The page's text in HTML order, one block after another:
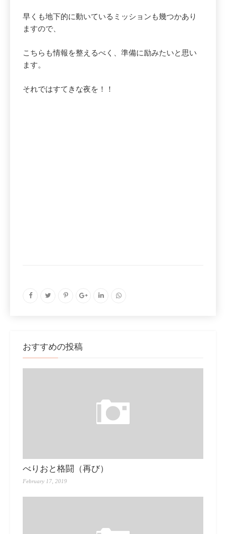
早くも地下的に動いているミッションも幾つかあり
ますので、
こちらも情報を整えるべく、準備に励みたいと思い
ます。
それではすてきな夜を！！
おすすめの投稿
べりおと格闘（再び）
February 17, 2019